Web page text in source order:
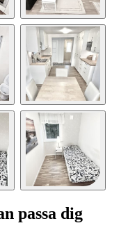
passa dig